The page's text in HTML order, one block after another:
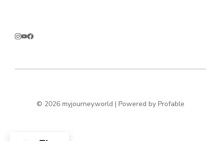
© 2026 myjourney.world | Powered by Profable